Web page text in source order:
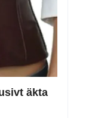
äkta